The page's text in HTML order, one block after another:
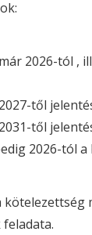
2026-tól ,
től
től
2026-tól